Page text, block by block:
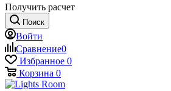
Получить расчет
Поиск
Войти
Сравнение0
Избранное 0
Корзина 0